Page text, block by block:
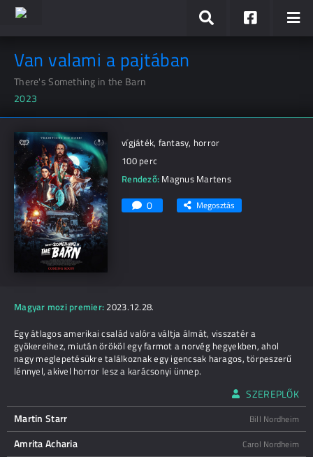
Van valami a pajtában
There's Something in the Barn
2023
vígjáték, fantasy, horror
100 perc
Rendező: Magnus Martens
0 Megosztás
Magyar mozi premier: 2023.12.28.
Egy átlagos amerikai család valóra váltja álmát, visszatér a
gyökereihez, miután örököl egy farmot a norvég hegyekben, ahol
nagy meglepetésükre találkoznak egy igencsak haragos, törpeszerű
lénnyel, akivel horror lesz a karácsonyi ünnep.
SZEREPLŐK
Martin Starr
Bill Nordheim
Amrita Acharia Carol Nordheim